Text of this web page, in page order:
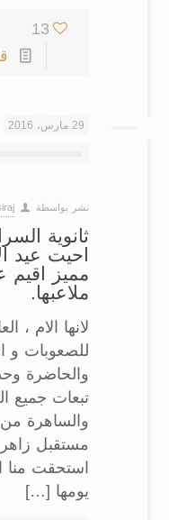
13
29 مارس، 2016
نشر بواسطة
‏ثانوية
احيت عيد
مميز اقيم
ملاعبها‏.
لانها الام ،
للصعوبات و
والحاضرة
تبعات جميع
والساهرة
مستقبل
استحقت منا
يومها […]